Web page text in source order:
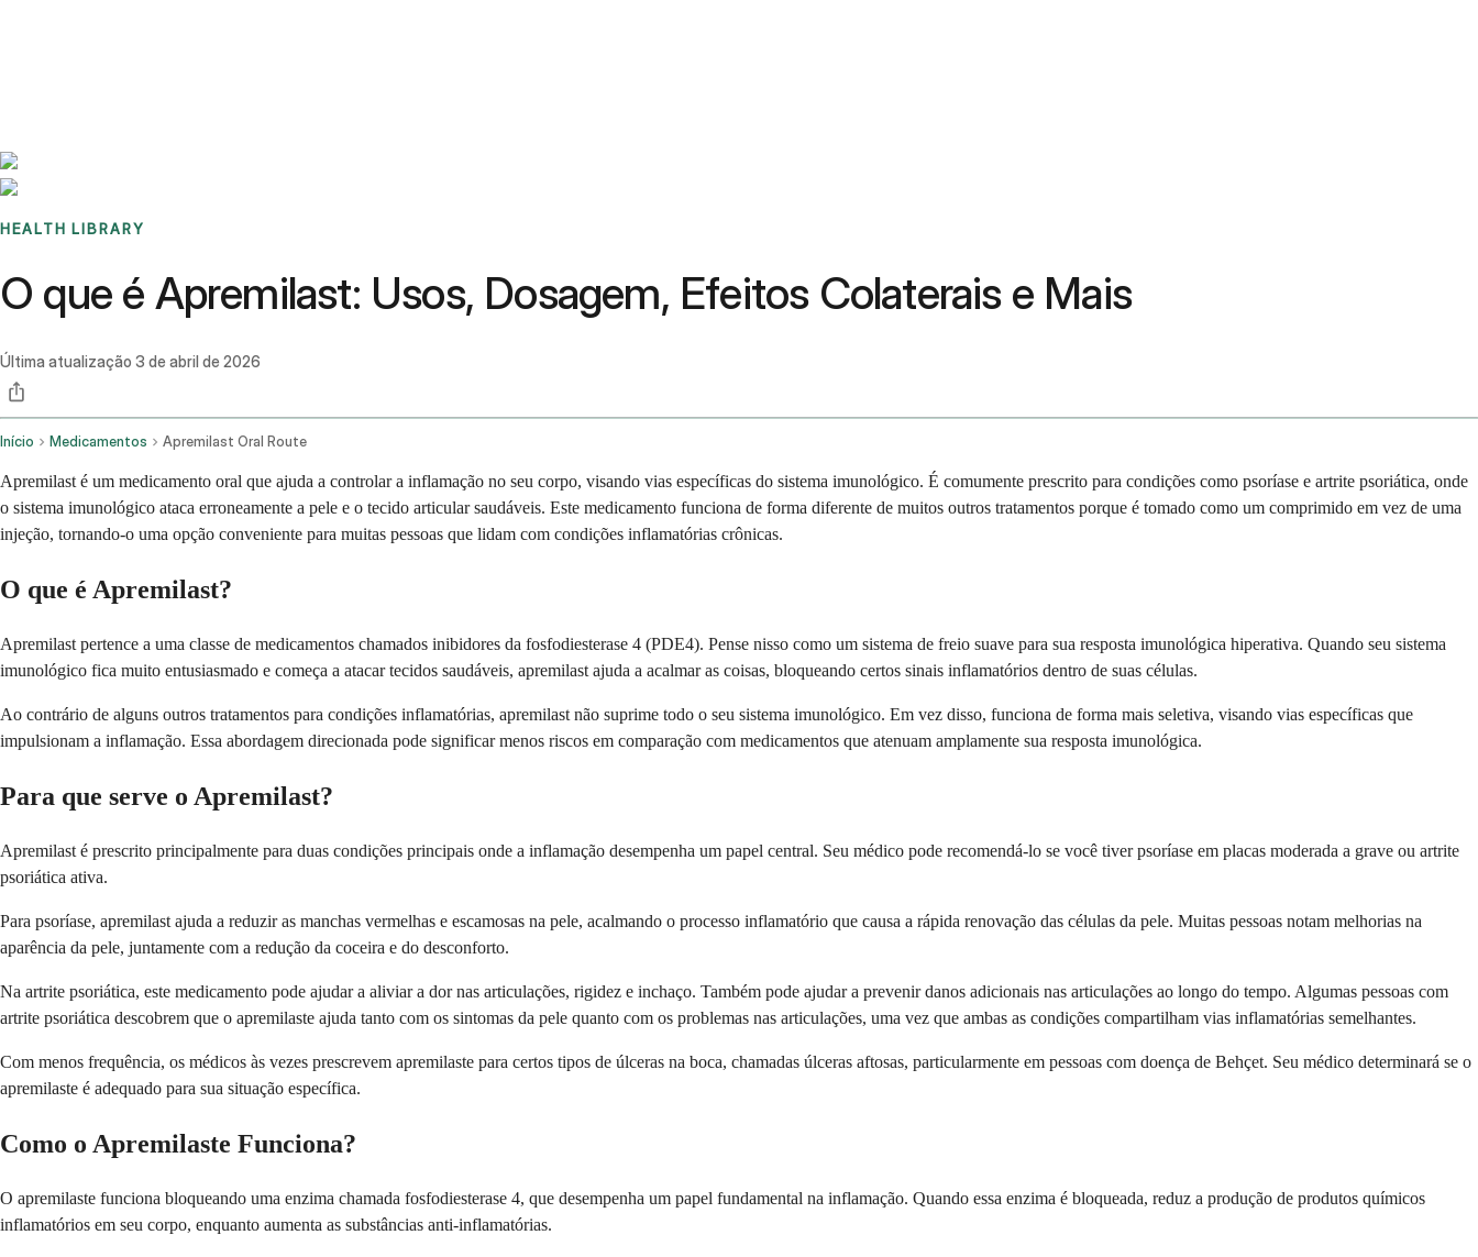
HEALTH LIBRARY
O que é Apremilast: Usos, Dosagem, Efeitos Colaterais e Mais
Última atualização 3 de abril de 2026
Início Medicamentos Apremilast Oral Route
Apremilast é um medicamento oral que ajuda a controlar a inflamação no seu corpo, visando vias específicas do sistema imunológico. É comumente prescrito para condições como psoríase e artrite psoriática, onde
o sistema imunológico ataca erroneamente a pele e o tecido articular saudáveis. Este medicamento funciona de forma diferente de muitos outros tratamentos porque é tomado como um comprimido em vez de uma
injeção, tornando-o uma opção conveniente para muitas pessoas que lidam com condições inflamatórias crônicas.
O que é Apremilast?
Apremilast pertence a uma classe de medicamentos chamados inibidores da fosfodiesterase 4 (PDE4). Pense nisso como um sistema de freio suave para sua resposta imunológica hiperativa. Quando seu sistema
imunológico fica muito entusiasmado e começa a atacar tecidos saudáveis, apremilast ajuda a acalmar as coisas, bloqueando certos sinais inflamatórios dentro de suas células.
Ao contrário de alguns outros tratamentos para condições inflamatórias, apremilast não suprime todo o seu sistema imunológico. Em vez disso, funciona de forma mais seletiva, visando vias específicas que
impulsionam a inflamação. Essa abordagem direcionada pode significar menos riscos em comparação com medicamentos que atenuam amplamente sua resposta imunológica.
Para que serve o Apremilast?
Apremilast é prescrito principalmente para duas condições principais onde a inflamação desempenha um papel central. Seu médico pode recomendá-lo se você tiver psoríase em placas moderada a grave ou artrite
psoriática ativa.
Para psoríase, apremilast ajuda a reduzir as manchas vermelhas e escamosas na pele, acalmando o processo inflamatório que causa a rápida renovação das células da pele. Muitas pessoas notam melhorias na
aparência da pele, juntamente com a redução da coceira e do desconforto.
Na artrite psoriática, este medicamento pode ajudar a aliviar a dor nas articulações, rigidez e inchaço. Também pode ajudar a prevenir danos adicionais nas articulações ao longo do tempo. Algumas pessoas com
artrite psoriática descobrem que o apremilaste ajuda tanto com os sintomas da pele quanto com os problemas nas articulações, uma vez que ambas as condições compartilham vias inflamatórias semelhantes.
Com menos frequência, os médicos às vezes prescrevem apremilaste para certos tipos de úlceras na boca, chamadas úlceras aftosas, particularmente em pessoas com doença de Behçet. Seu médico determinará se o
apremilaste é adequado para sua situação específica.
Como o Apremilaste Funciona?
O apremilaste funciona bloqueando uma enzima chamada fosfodiesterase 4, que desempenha um papel fundamental na inflamação. Quando essa enzima é bloqueada, reduz a produção de produtos químicos
inflamatórios em seu corpo, enquanto aumenta as substâncias anti-inflamatórias.